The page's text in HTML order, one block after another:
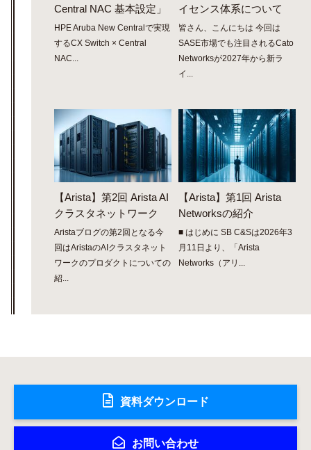
Central NAC 基本設定」
HPE Aruba New Centralで実現
するCX Switch × Central
NAC...
イセンス体系について
皆さん、こんにちは 今回は
SASE市場でも注目されるCato
Networksが2027年から新ラ
イ...
【Arista】第2回 Arista AI
クラスタネットワーク
Aristaブログの第2回となる今
回はAristaのAIクラスタネット
ワークのプロダクトについての
紹...
【Arista】第1回 Arista
Networksの紹介
■ はじめに SB C&Sは2026年3
月11日より、「Arista
Networks（アリ...
資料ダウンロード
お問い合わせ